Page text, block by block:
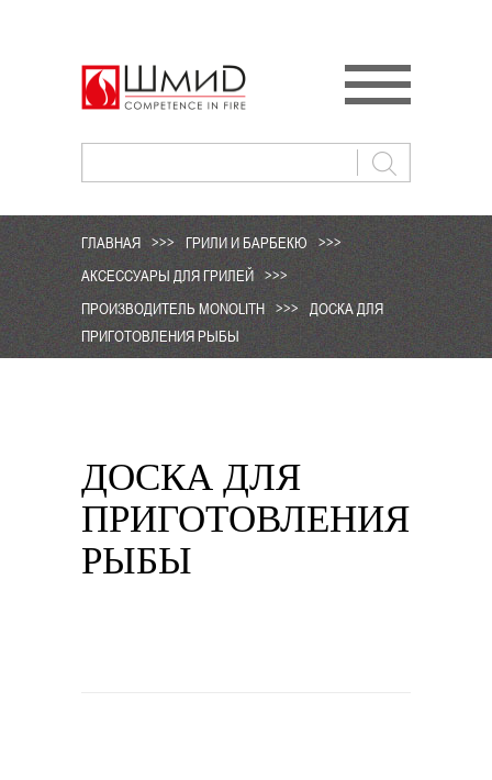
ГЛАВНАЯ >>> ГРИЛИ И БАРБЕКЮ
>>>
АКСЕССУАРЫ ДЛЯ ГРИЛЕЙ
>>>
ПРОИЗВОДИТЕЛЬ MONOLITH
>>>
ДОСКА ДЛЯ
ПРИГОТОВЛЕНИЯ РЫБЫ
ДОСКА ДЛЯ
ПРИГОТОВЛЕНИЯ
РЫБЫ